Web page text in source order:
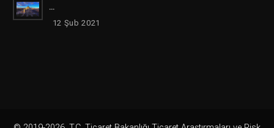
...
12 Şub 2021